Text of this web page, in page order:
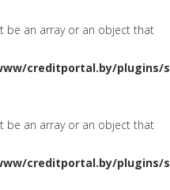
be an array or an object that
creditportal.by/plugins/
be an array or an object that
creditportal.by/plugins/